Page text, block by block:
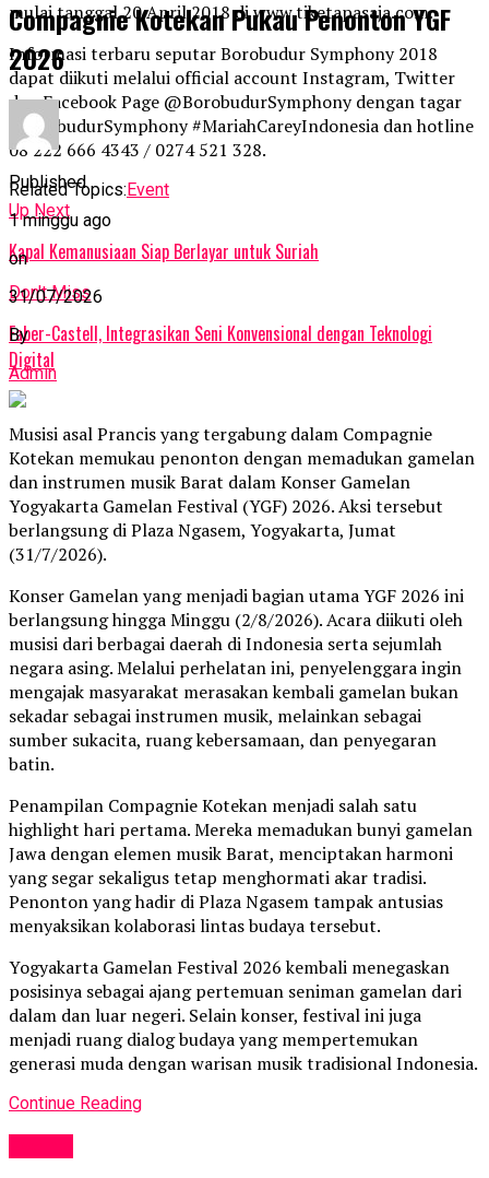
mulai tanggal 20 April 2018 di www.tiketapasaja.com.
Informasi terbaru seputar Borobudur Symphony 2018
dapat diikuti melalui official account Instagram, Twitter
dan Facebook Page @BorobudurSymphony dengan tagar
#BorobudurSymphony #MariahCareyIndonesia dan hotline
08 222 666 4343 / 0274 521 328.
Related Topics:Event
Up Next
Kapal Kemanusiaan Siap Berlayar untuk Suriah
Don't Miss
Faber-Castell, Integrasikan Seni Konvensional dengan Teknologi
Digital
Compagnie Kotekan Pukau Penonton YGF
2026
Published
1 minggu ago
on
31/07/2026
By
Admin
Musisi asal Prancis yang tergabung dalam Compagnie
Kotekan memukau penonton dengan memadukan gamelan
dan instrumen musik Barat dalam Konser Gamelan
Yogyakarta Gamelan Festival (YGF) 2026. Aksi tersebut
berlangsung di Plaza Ngasem, Yogyakarta, Jumat
(31/7/2026).
Konser Gamelan yang menjadi bagian utama YGF 2026 ini
berlangsung hingga Minggu (2/8/2026). Acara diikuti oleh
musisi dari berbagai daerah di Indonesia serta sejumlah
negara asing. Melalui perhelatan ini, penyelenggara ingin
mengajak masyarakat merasakan kembali gamelan bukan
sekadar sebagai instrumen musik, melainkan sebagai
sumber sukacita, ruang kebersamaan, dan penyegaran
batin.
Penampilan Compagnie Kotekan menjadi salah satu
highlight hari pertama. Mereka memadukan bunyi gamelan
Jawa dengan elemen musik Barat, menciptakan harmoni
yang segar sekaligus tetap menghormati akar tradisi.
Penonton yang hadir di Plaza Ngasem tampak antusias
menyaksikan kolaborasi lintas budaya tersebut.
Yogyakarta Gamelan Festival 2026 kembali menegaskan
posisinya sebagai ajang pertemuan seniman gamelan dari
dalam dan luar negeri. Selain konser, festival ini juga
menjadi ruang dialog budaya yang mempertemukan
generasi muda dengan warisan musik tradisional Indonesia.
Continue Reading